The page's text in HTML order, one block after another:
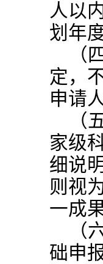
人以
划年
（
定，
申请
（
家级
细说
则视
一成
（
础申